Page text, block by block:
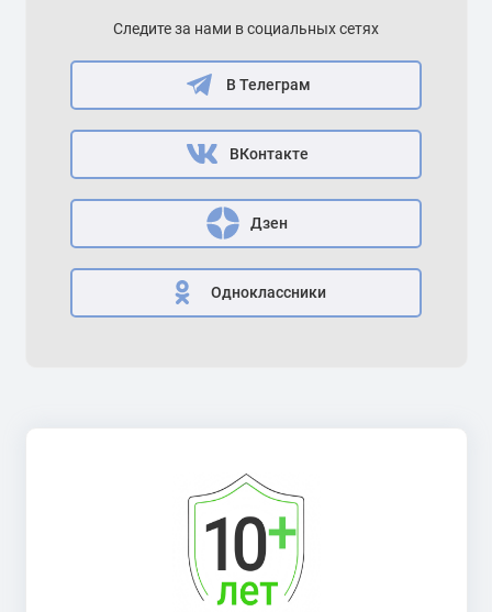
Следите за нами в социальных сетях
В Телеграм
ВКонтакте
Дзен
Одноклассники